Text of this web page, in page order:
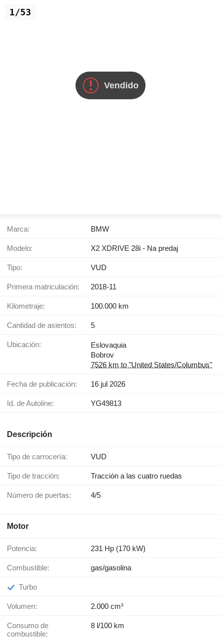
Vendido
1/53
Marca: BMW
Modelo: X2 XDRIVE 28i - Na predaj
Tipo: VUD
Primera matriculación: 2018-11
Kilometraje: 100.000 km
Cantidad de asientos: 5
Ubicación:
Eslovaquia
Bobrov
7526 km to "United States/Columbus"
Fecha de publicación: 16 jul 2026
Id. de Autoline: YG49813
Descripción
Tipo de carrocería: VUD
Tipo de tracción: Tracción a las cuatro ruedas
Número de puertas: 4/5
Motor
Potencia: 231 Hp (170 kW)
Combustible: gas/gasolina
Turbo
Volumen: 2.000 cm³
Consumo de
combustible:
8 l/100 km